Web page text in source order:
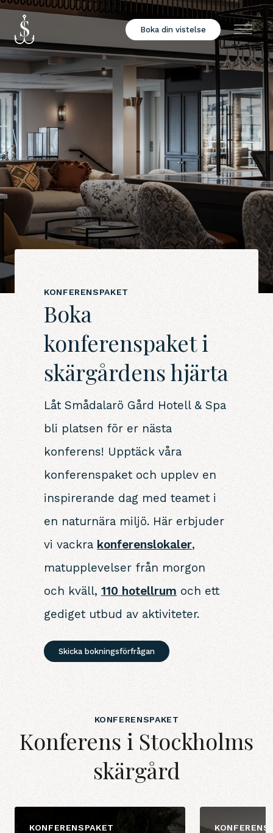
Boka din vistelse Meny
KONFERENSPAKET
Boka
konferenspaket i
skärgårdens hjärta
Låt Smådalarö Gård Hotell & Spa
bli platsen för er nästa
konferens! Upptäck våra
konferenspaket och upplev en
inspirerande dag med teamet i
en naturnära miljö. Här erbjuder
vi vackra konferenslokaler,
matupplevelser från morgon
och kväll, 110 hotellrumoch ett
gediget utbud av aktiviteter.
Skicka bokningsförfrågan
KONFERENSPAKET
Konferens i Stockholms
skärgård
KONFERENSPAKET